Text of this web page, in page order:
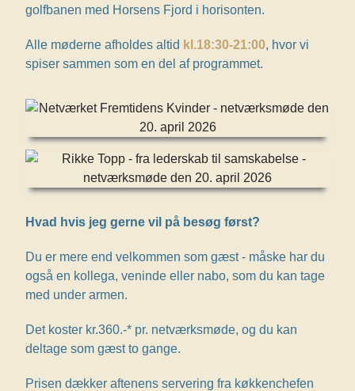
golfbanen med Horsens Fjord i horisonten.
Alle møderne afholdes altid kl.18:30-21:00, hvor vi
spiser sammen som en del af programmet.
Hvad hvis jeg gerne vil på besøg først?
Du er mere end velkommen som gæst - måske har du
også en kollega, veninde eller nabo, som du kan tage
med under armen.
Det koster kr.360.-* pr. netværksmøde, og du kan
deltage som gæst to gange.
Prisen dækker aftenens servering fra køkkenchefen